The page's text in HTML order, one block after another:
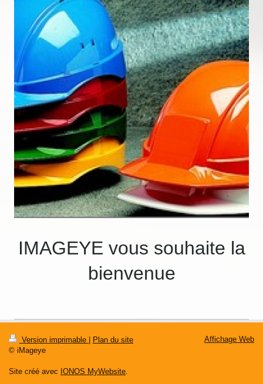
IMAGEYE vous souhaite la
bienvenue
Version imprimable
Plan du site
© iMageye
Site créé avec IONOS MyWebsite
Affichage Web